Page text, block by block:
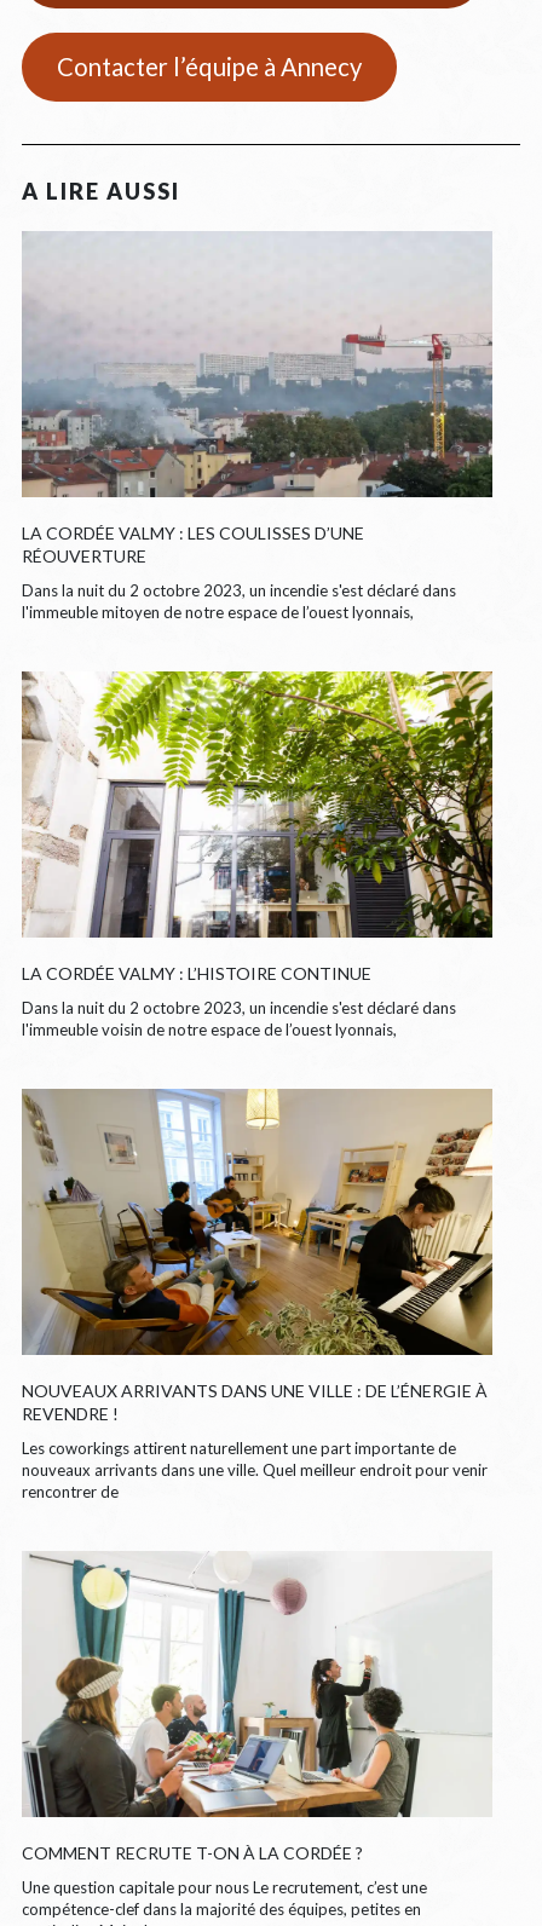
Contacter l’équipe à Annecy
LA CORDÉE VALMY : LES COULISSES D’UNE
RÉOUVERTURE
Dans la nuit du 2 octobre 2023, un incendie s'est déclaré dans
l'immeuble mitoyen de notre espace de l’ouest lyonnais,
LA CORDÉE VALMY : L’HISTOIRE CONTINUE
Dans la nuit du 2 octobre 2023, un incendie s'est déclaré dans
l'immeuble voisin de notre espace de l’ouest lyonnais,
NOUVEAUX ARRIVANTS DANS UNE VILLE : DE L’ÉNERGIE À
REVENDRE !
Les coworkings attirent naturellement une part importante de
nouveaux arrivants dans une ville. Quel meilleur endroit pour venir
rencontrer de
COMMENT RECRUTE T-ON À LA CORDÉE ?
Une question capitale pour nous Le recrutement, c’est une
compétence-clef dans la majorité des équipes, petites en